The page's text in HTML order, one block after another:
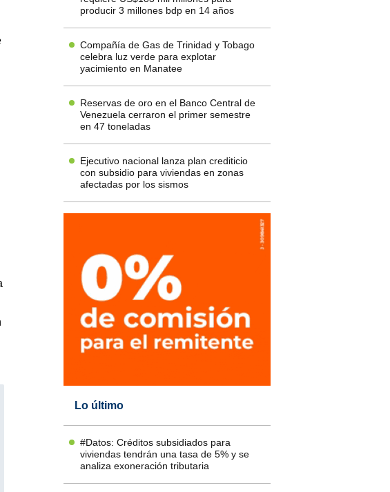
producir 3 millones bdp en 14 años
Compañía de Gas de Trinidad y Tobago
celebra luz verde para explotar
yacimiento en Manatee
Reservas de oro en el Banco Central de
Venezuela cerraron el primer semestre
en 47 toneladas
Ejecutivo nacional lanza plan crediticio
con subsidio para viviendas en zonas
afectadas por los sismos
Lo último
#Datos: Créditos subsidiados para
viviendas tendrán una tasa de 5% y se
analiza exoneración tributaria